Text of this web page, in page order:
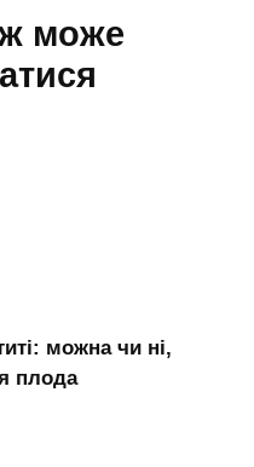
може
можна чи ні,
плода